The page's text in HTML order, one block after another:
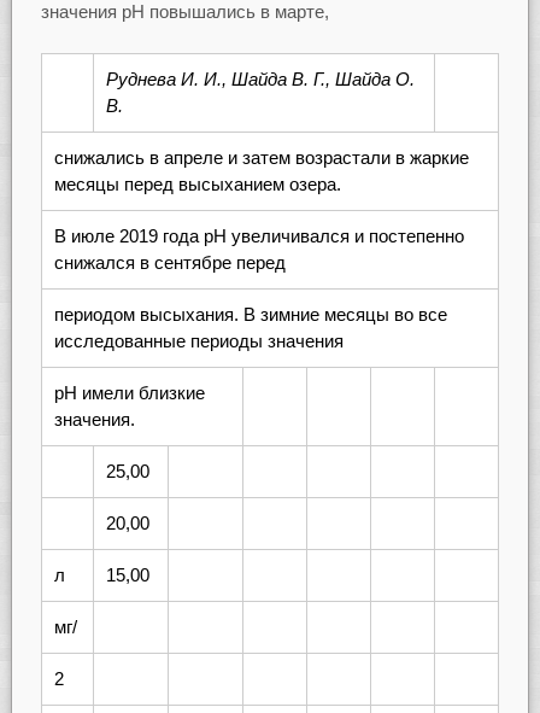
значения pH повышались в марте,
Руднева И. И., Шайда В. Г., Шайда О.
В.
снижались в апреле и затем возрастали в жаркие
месяцы перед высыханием озера.
В июле 2019 года pH увеличивался и постепенно
снижался в сентябре перед
периодом высыхания. В зимние месяцы во все
исследованные периоды значения
pH имели близкие
значения.
25,00
20,00
л 15,00
мг/
2